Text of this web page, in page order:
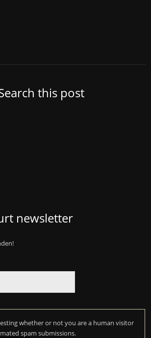
this post
newsletter
whether or not you are a human visitor
spam submissions.